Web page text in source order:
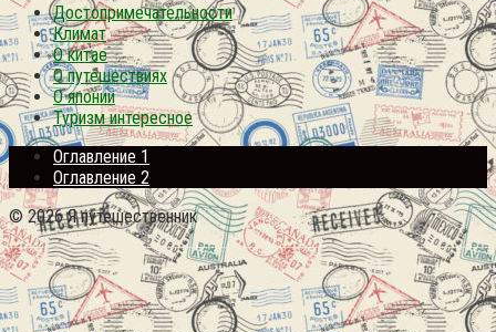
Достопримечательности
Климат
О китае
О путешествиях
О японии
Туризм интересное
Оглавление 1
Оглавление 2
© 2026 Я путешественник